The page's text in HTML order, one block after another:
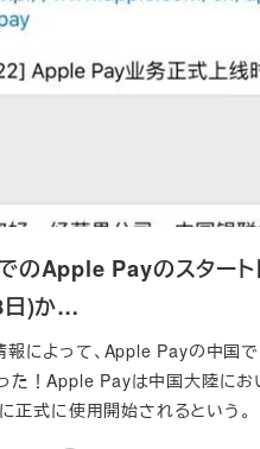
のApple Payのスタート
日)か…
報によって、Apple Payの中国
た！Apple Payは中国大陸にお
正式に使用開始されるという。